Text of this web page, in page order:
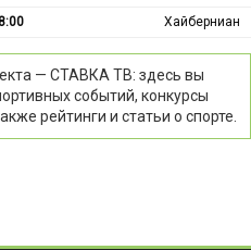
Хайберниан
— СТАВКА ТВ: здесь вы
событий, конкурсы
рейтинги и статьи о спорте.